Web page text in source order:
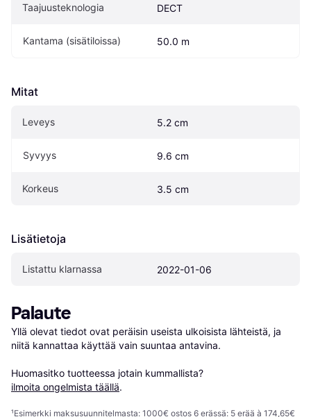
Taajuusteknologia DECT
Kantama (sisätiloissa) 50.0 m
Mitat
Leveys 5.2 cm
Syvyys 9.6 cm
Korkeus 3.5 cm
Lisätietoja
Listattu klarnassa 2022-01-06
Palaute
Yllä olevat tiedot ovat peräisin useista ulkoisista lähteistä, ja
niitä kannattaa käyttää vain suuntaa antavina.
Huomasitko tuotteessa jotain kummallista?
ilmoita ongelmista täällä.
¹Esimerkki maksusuunnitelmasta: 1000€ ostos 6 erässä: 5 erää à 174,65€